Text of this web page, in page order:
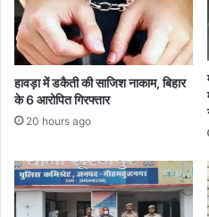
हावड़ा में डकैती की साजिश नाकाम, बिहार
के 6 आरोपित गिरफ्तार
20 hours ago